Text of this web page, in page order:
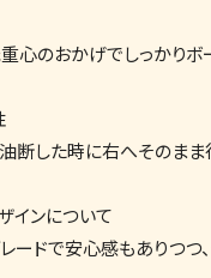
心のおかげでしっかり
断した時に右へそのまま
インについて
ードで安心感もありつ